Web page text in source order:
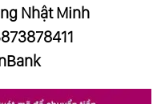
Nhật Minh